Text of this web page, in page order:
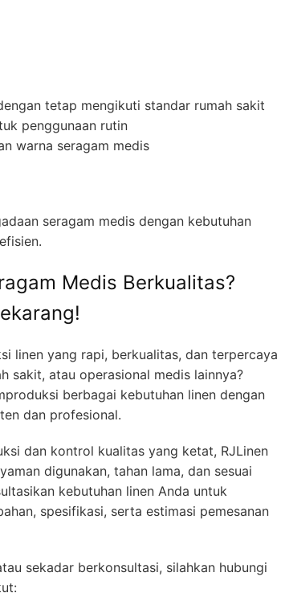
tetap mengikuti standar rumah sakit
penggunaan rutin
warna seragam medis
seragam medis dengan kebutuhan
Medis Berkualitas?
linen yang rapi, berkualitas, dan terpercaya
sakit, atau operasional medis lainnya?
berbagai kebutuhan linen dengan
dan profesional.
dan kontrol kualitas yang ketat, RJLinen
digunakan, tahan lama, dan sesuai
kebutuhan linen Anda untuk
spesifikasi, serta estimasi pemesanan
sekadar berkonsultasi, silahkan hubungi